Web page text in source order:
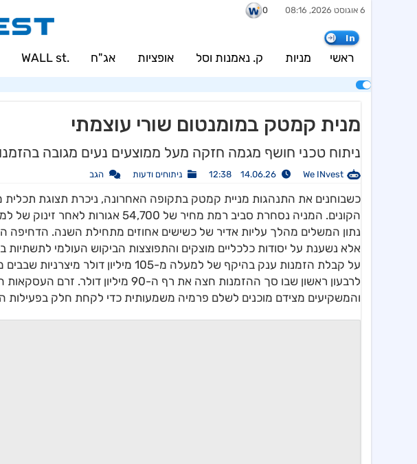
6 אוגוסט 2026, 08:16
In
0
ראשי מניות ק. נאמנות וסל אופציות אג"ח .WALL st
מנית קמטק במומנטום שורי עוצמתי
ניתוח טכני חושף מגמה חזקה מעל ממוצעים נעים מגובה
We INvest
14.06.26 12:38 ניתוחים ודעות הגב
כשבוחנים את התנהגות מניית קמטק בתקופה האחרונה, ניכרת תצוגת
הקונים. המניה נסחרת סביב רמת מחיר של
נתון המשלים מהלך עליות אדיר של כשישים אחוזים מתחילת השנה.
אלא נשענת על יסודות כלכליים מוצקים והתפוצצות הביקוש העולמי
לרבעון ראשון שבו סך ההזמנות חצה את רף ה-
והמשקיעים מצידם מוכנים לשלם פרמיה משמעותית כדי לקחת חלק בפעילות